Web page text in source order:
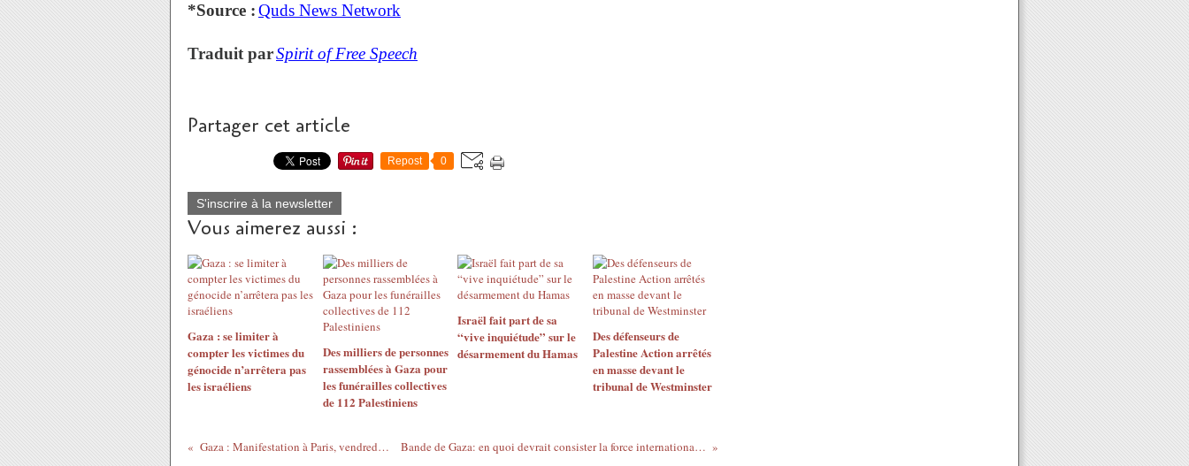
*Source :Quds News Network
Traduit parSpirit of Free Speech
Partager cet article
Repost 0
S'inscrire à la newsletter
Vous aimerez aussi :
Gaza : se limiter à
compter les victimes du
génocide n’arrêtera pas
les israéliens
Des milliers de personnes
rassemblées à Gaza pour
les funérailles collectives
de 112 Palestiniens
Israël fait part de sa
“vive inquiétude” sur le
désarmement du Hamas
Des défenseurs de
Palestine Action arrêtés
en masse devant le
tribunal de Westminster
Gaza : Manifestation à Paris, vendredi 31 octobre Bande de Gaza: en quoi devrait consister la force internationale de stabilisation